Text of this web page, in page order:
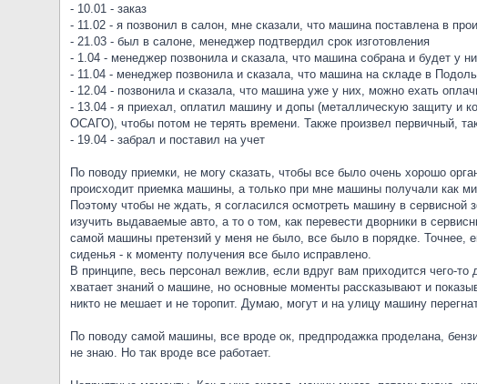
- 10.01 - заказ
- 11.02 - я позвонил в салон, мне сказали, что машина поставлена в
- 21.03 - был в салоне, менеджер подтвердил срок изготовления
- 1.04 - менеджер позвонила и сказала, что машина собрана и будет у
- 11.04 - менеджер позвонила и сказала, что машина на складе в
- 12.04 - позвонила и сказала, что машина уже у них, можно ехать
- 13.04 - я приехал, оплатил машину и допы (металлическую защиту и
ОСАГО), чтобы потом не терять времени. Также произвел первичный,
- 19.04 - забрал и поставил на учет
По поводу приемки, не могу сказать, чтобы все было очень хорошо
происходит приемка машины, а только при мне машины получали как
Поэтому чтобы не ждать, я согласился осмотреть машину в
изучить выдаваемые авто, а то о том, как перевести дворники в
самой машины претензий у меня не было, все было в порядке.
сиденья - к моменту получения все было исправлено.
В принципе, весь персонал вежлив, если вдруг вам приходится чего-
хватает знаний о машине, но основные моменты рассказывают и
никто не мешает и не торопит. Думаю, могут и на улицу машину
По поводу самой машины, все вроде ок, предпродажка проделана,
не знаю. Но так вроде все работает.